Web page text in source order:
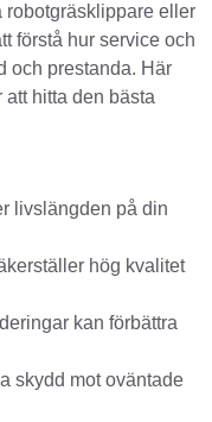
robotgräsklippare eller
förstå hur service och
och prestanda. Här
hitta den bästa
livslängden på din
hög kvalitet
kan förbättra
skydd mot oväntade